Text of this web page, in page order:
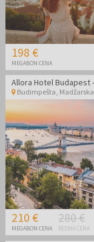
198 €
MEGABON CENA
Budimpešta, Madžarska
210 €
MEGABON CENA
280 €
REDNA CENA